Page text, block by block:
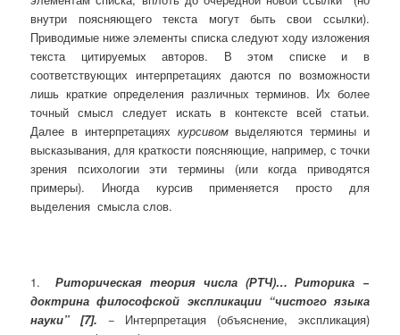
внутри поясняющего текста могут быть свои ссылки).
Приводимые ниже элементы списка следуют ходу изложения
текста цитируемых авторов. В этом списке и в
соответствующих интерпретациях даются по возможности
лишь краткие определения различных терминов. Их более
точный смысл следует искать в контексте всей статьи.
Далее в интерпретациях курсивом выделяются термины и
высказывания, для краткости поясняющие, например, с точки
зрения психологии эти термины (или когда приводятся
примеры). Иногда курсив применяется просто для
выделения смысла слов.
1.Риторическая теория числа (РТЧ)… Риторика −
доктрина философской экспликации “чистого языка
науки” [7]. − Интерпретация (объяснение, экспликация)